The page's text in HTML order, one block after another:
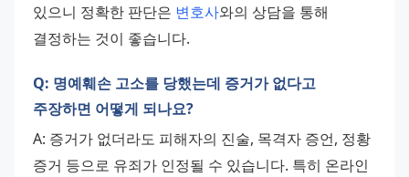
있으니 정확한 판단은 변호사와의 상담을 통해
결정하는 것이 좋습니다.
Q: 명예훼손 고소를 당했는데 증거가 없다고
주장하면 어떻게 되나요?
A: 증거가 없더라도 피해자의 진술, 목격자 증언, 정황
증거 등으로 유죄가 인정될 수 있습니다. 특히 온라인